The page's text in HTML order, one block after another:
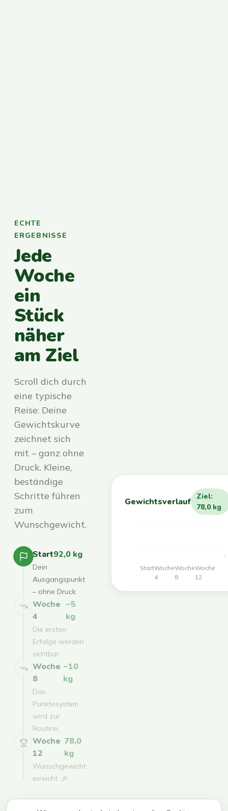
ECHTE
ERGEBNISSE
Jede
Woche
ein
Stück
näher
am Ziel
Scroll dich durch
eine typische
Reise: Deine
Gewichtskurve
zeichnet sich
mit – ganz ohne
Druck. Kleine,
beständige
Schritte führen
zum
Wunschgewicht.
Start92,0 kg
Dein
Ausgangspunkt
– ohne Druck.
Woche
4
−5
kg
Die ersten
Erfolge werden
sichtbar.
Woche
8
−10
kg
Das
Punktesystem
wird zur
Routine.
Woche
12
78,0
kg
Wunschgewicht
erreicht. 🎉
Gewichtsverlauf
Ziel:
78,0 kg
StartWoche
4
Woche
8
Woche
12